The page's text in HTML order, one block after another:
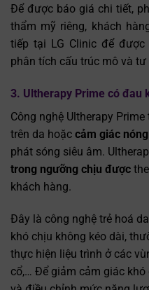
Để được báo giá chi tiết,
thẩm mỹ riêng, khách
tiếp tại LG Clinic để
phân tích cấu trúc mô và
3. Ultherapy Prime có đau
Công nghệ Ultherapy Prime
trên da hoặc cảm giác
phát sóng siêu âm.
trong ngưỡng chịu được
khách hàng.
Đây là công nghệ trẻ hoá
khó chịu không kéo dài,
thực hiện liệu trình ở các
cổ,… Để giảm cảm giác